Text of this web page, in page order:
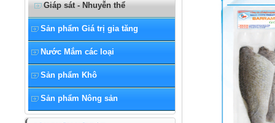
Giáp sát - Nhuyễn thể
Sản phẩm Giá trị gia tăng
Nước Mắm các loại
Sản phẩm Khô
Sản phẩm Nông sản